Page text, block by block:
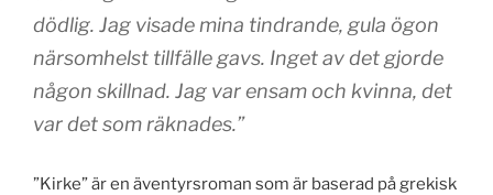
dödlig. Jag visade mina tindrande, gula ögon
närsomhelst tillfälle gavs. Inget av det gjorde
någon skillnad. Jag var ensam och kvinna, det
var det som räknades.”
”Kirke” är en äventyrsroman som är baserad på grekisk